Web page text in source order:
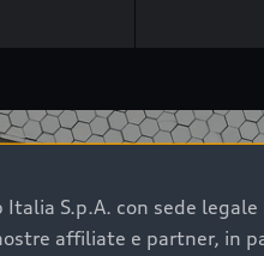
Italia S.p.A. con sede
affiliate e partner, in